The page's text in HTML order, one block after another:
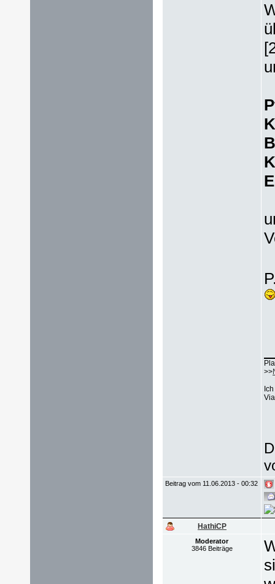
>>
Beitrag vom 11.06.2013 - 00:32
HathiCP
Moderator
3846 Beiträge